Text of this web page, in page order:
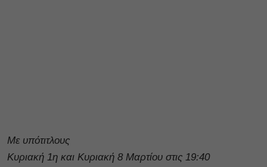
Με υπότιτλους
Κυριακή 1η και Κυριακή 8 Μαρτίου στις 19:40